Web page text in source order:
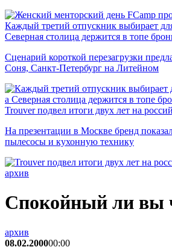
Каждый третий отпускник выбирает
Северная столица держится в топе
Сценарий короткой перезагрузки
Соня, Санкт-Петербург на Литейном
Trouver подвел итоги двух лет на
На презентации в Москве бренд
пылесосы и кухонную технику
архив
Спокойный ли вы
архив
08.02.200000:00